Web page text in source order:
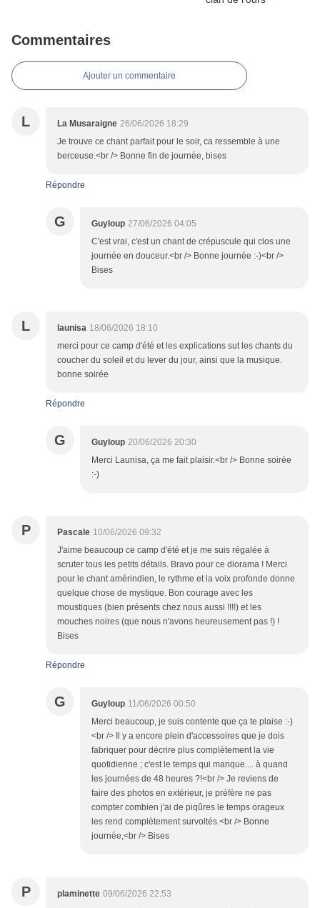
Commentaires
Ajouter un commentaire
L La Musaraigne 26/06/2026 18:29
Je trouve ce chant parfait pour le soir, ca ressemble à une
berceuse.<br /> Bonne fin de journée, bises
Répondre
G Guyloup 27/06/2026 04:05
C'est vrai, c'est un chant de crépuscule qui clos une
journée en douceur.<br /> Bonne journée :-)<br />
Bises
L launisa 18/06/2026 18:10
merci pour ce camp d'été et les explications sut les chants du
coucher du soleil et du lever du jour, ainsi que la musique.
bonne soirée
Répondre
G Guyloup 20/06/2026 20:30
Merci Launisa, ça me fait plaisir.<br /> Bonne soirée
:-)
P Pascale 10/06/2026 09:32
J'aime beaucoup ce camp d'été et je me suis régalée à
scruter tous les petits détails. Bravo pour ce diorama ! Merci
pour le chant amérindien, le rythme et la voix profonde donne
quelque chose de mystique. Bon courage avec les
moustiques (bien présents chez nous aussi !!!!) et les
mouches noires (que nous n'avons heureusement pas !) !
Bises
Répondre
G Guyloup 11/06/2026 00:50
Merci beaucoup, je suis contente que ça te plaise :-)
<br /> Il y a encore plein d'accessoires que je dois
fabriquer pour décrire plus complètement la vie
quotidienne ; c'est le temps qui manque.... à quand
les journées de 48 heures ?!<br /> Je reviens de
faire des photos en extérieur, je préfère ne pas
compter combien j'ai de piqûres le temps orageux
les rend complètement survoltés.<br /> Bonne
journée,<br /> Bises
P plaminette 09/06/2026 22:53